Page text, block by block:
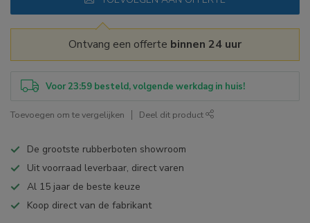
Ontvang een offerte binnen 24 uur
Voor 23:59 besteld, volgende werkdag in huis!
Toevoegen om te vergelijken Deel dit product
De grootste rubberboten showroom
Uit voorraad leverbaar, direct varen
Al 15 jaar de beste keuze
Koop direct van de fabrikant